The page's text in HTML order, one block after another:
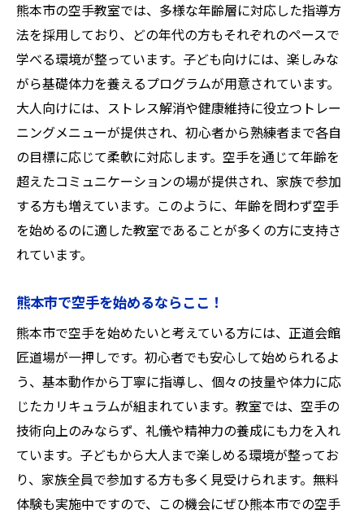
熊本市の空手教室では、多様な年齢層に対応した指導方
法を採用しており、どの年代の方もそれぞれのペースで
学べる環境が整っています。子ども向けには、楽しみな
がら基礎体力を養えるプログラムが用意されています。
大人向けには、ストレス解消や健康維持に役立つトレー
ニングメニューが提供され、初心者から熟練者まで各自
の目標に応じて柔軟に対応します。空手を通じて年齢を
超えたコミュニケーションの場が提供され、家族で参加
する方も増えています。このように、年齢を問わず空手
を始めるのに適した教室であることが多くの方に支持さ
れています。
熊本市で空手を始めるならここ！
熊本市で空手を始めたいと考えている方には、正道会館
匠道場が一押しです。初心者でも安心して始められるよ
う、基本動作から丁寧に指導し、個々の技量や体力に応
じたカリキュラムが組まれています。教室では、空手の
技術向上のみならず、礼儀や精神力の養成にも力を入れ
ています。子どもから大人まで楽しめる環境が整ってお
り、家族全員で参加する方も多く見受けられます。無料
体験も実施中ですので、この機会にぜひ熊本市での空手